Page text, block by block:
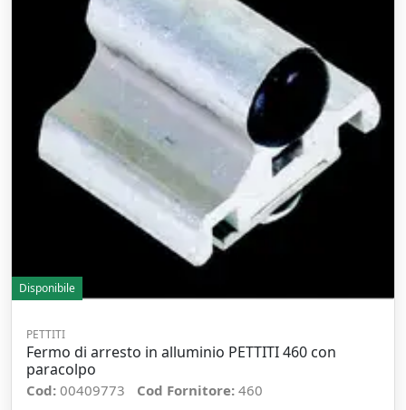
Disponibile
PETTITI
Fermo di arresto in alluminio PETTITI 460 con
paracolpo
Cod: 00409773 Cod Fornitore: 460